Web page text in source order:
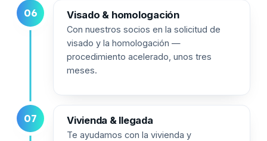
06 Visado & homologación
Con nuestros socios en la solicitud de
visado y la homologación —
procedimiento acelerado, unos tres
meses.
07 Vivienda & llegada
Te ayudamos con la vivienda y